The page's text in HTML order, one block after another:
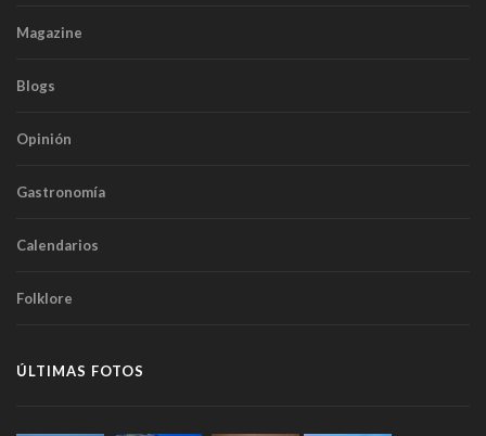
Magazine
Blogs
Opinión
Gastronomía
Calendarios
Folklore
ÚLTIMAS FOTOS